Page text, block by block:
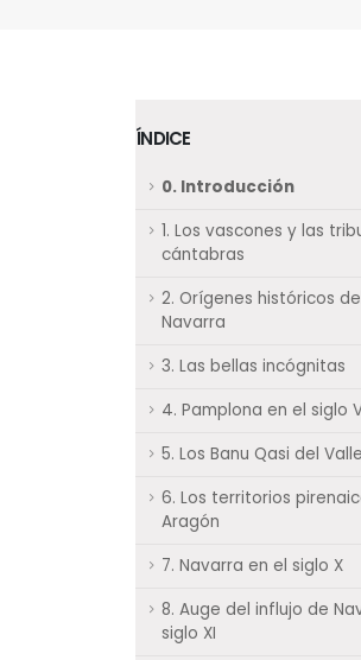
ÍNDICE
0. Introducción
1. Los vascones y las
cántabras
2. Orígenes históricos
Navarra
3. Las bellas incógnitas
4. Pamplona en el siglo
5. Los Banu Qasi del
6. Los territorios
Aragón
7. Navarra en el siglo X
8. Auge del influjo de
siglo XI